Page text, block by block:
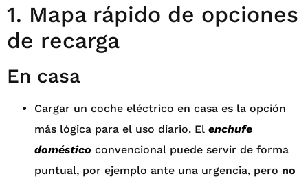
1. Mapa rápido de opciones
de recarga
En casa
Cargar un coche eléctrico en casa es la opción
más lógica para el uso diario. El enchufe
doméstico convencional puede servir de forma
puntual, por ejemplo ante una urgencia, pero no